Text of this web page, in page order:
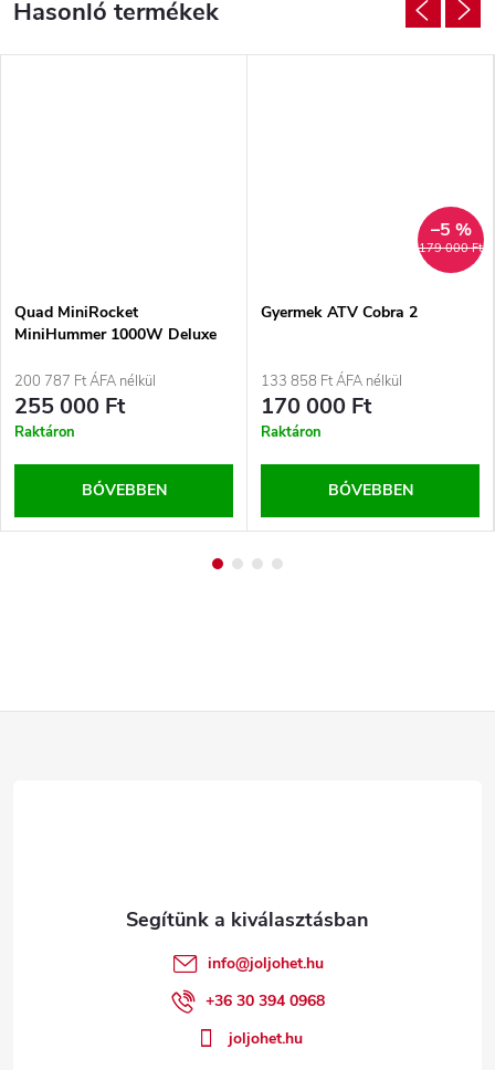
Quad MiniRocket
MiniHummer 1000W Deluxe
200 787 Ft ÁFA nélkül
255 000 Ft
Raktáron
BŐVEBBEN
179 000 Ft
–5 %
Gyermek ATV Cobra 2
133 858 Ft ÁFA nélkül
170 000 Ft
Raktáron
BŐVEBBEN
info@joljohet.hu
+36 30 394 0968
joljohet.hu